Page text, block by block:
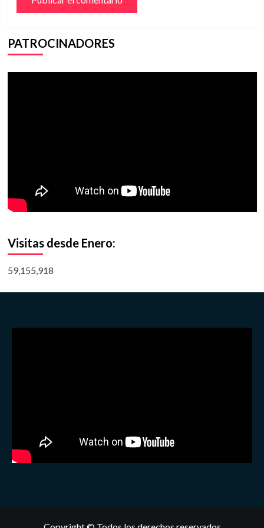
PATROCINADORES
Visitas desde Enero:
59,155,918